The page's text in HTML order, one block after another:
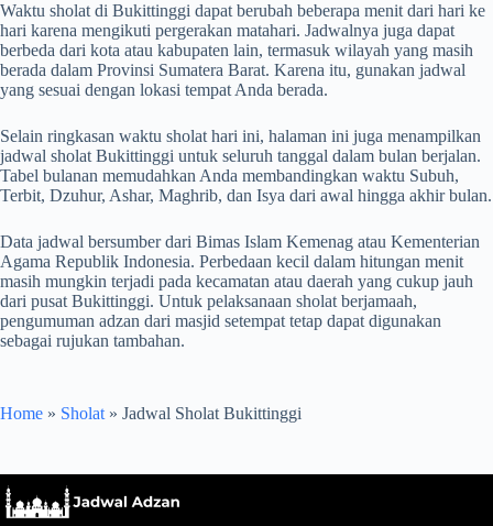
Waktu sholat di Bukittinggi dapat berubah beberapa menit dari hari ke
hari karena mengikuti pergerakan matahari. Jadwalnya juga dapat
berbeda dari kota atau kabupaten lain, termasuk wilayah yang masih
berada dalam Provinsi Sumatera Barat. Karena itu, gunakan jadwal
yang sesuai dengan lokasi tempat Anda berada.
Selain ringkasan waktu sholat hari ini, halaman ini juga menampilkan
jadwal sholat Bukittinggi untuk seluruh tanggal dalam bulan berjalan.
Tabel bulanan memudahkan Anda membandingkan waktu Subuh,
Terbit, Dzuhur, Ashar, Maghrib, dan Isya dari awal hingga akhir bulan.
Data jadwal bersumber dari Bimas Islam Kemenag atau Kementerian
Agama Republik Indonesia. Perbedaan kecil dalam hitungan menit
masih mungkin terjadi pada kecamatan atau daerah yang cukup jauh
dari pusat Bukittinggi. Untuk pelaksanaan sholat berjamaah,
pengumuman adzan dari masjid setempat tetap dapat digunakan
sebagai rujukan tambahan.
Home » Sholat » Jadwal Sholat Bukittinggi